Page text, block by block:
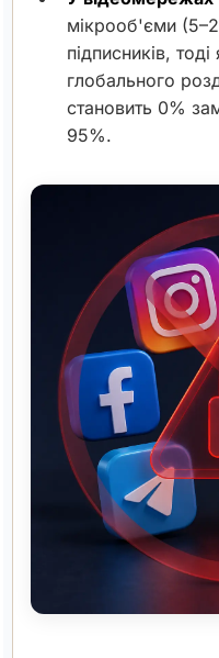
мікрооб'єми
підписників,
глобального
становить 0%
95%.